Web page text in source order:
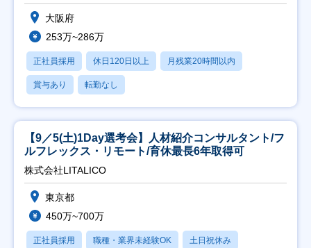
大阪府
253万~286万
正社員採用 休日120日以上 月残業20時間以内
賞与あり 転勤なし
【9／5(土)1Day選考会】人材紹介コンサルタント/フ
ルフレックス・リモート/育休最長6年取得可
株式会社LITALICO
東京都
450万~700万
正社員採用 職種・業界未経験OK 土日祝休み